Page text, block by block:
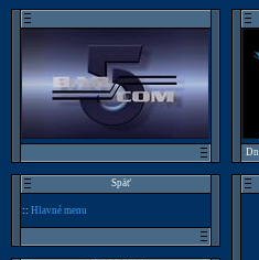
Späť
:: Hlavné menu